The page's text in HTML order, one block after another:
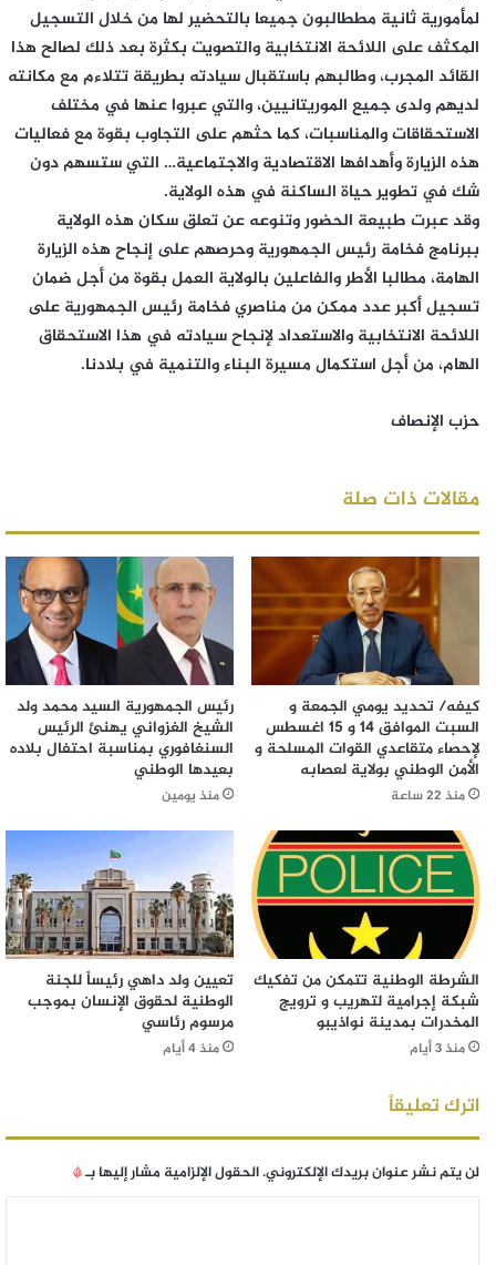
لمأمورية ثانية مططالبون جميعا بالتحضير لها من خلال التسجيل
المكثف على اللائحة الانتخابية والتصويت بكثرة بعد ذلك لصالح هذا
القائد المجرب، وطالبهم باستقبال سيادته بطريقة تتلاءم مع مكانته
لديهم ولدى جميع الموريتانيين، والتي عبروا عنها في مختلف
الاستحقاقات والمناسبات، كما حثهم على التجاوب بقوة مع فعاليات
هذه الزيارة وأهدافها الاقتصادية والاجتماعية… التي ستسهم دون
شك في تطوير حياة الساكنة في هذه الولاية.
وقد عبرت طبيعة الحضور وتنوعه عن تعلق سكان هذه الولاية
ببرنامج فخامة رئيس الجمهورية وحرصهم على إنجاح هذه الزيارة
الهامة، مطالبا الأطر والفاعلين بالولاية العمل بقوة من أجل ضمان
تسجيل أكبر عدد ممكن من مناصري فخامة رئيس الجمهورية على
اللائحة الانتخابية والاستعداد لإنجاح سيادته في هذا الاستحقاق
الهام، من أجل استكمال مسيرة البناء والتنمية في بلادنا.
حزب الإنصاف
مقالات ذات صلة
كيفه/ تحديد يومي الجمعة و
السبت الموافق 14 و 15 اغسطس
لإحصاء متقاعدي القوات المسلحة و
الأمن الوطني بولاية لعصابه
منذ 22 ساعة
رئيس الجمهورية السيد محمد ولد
الشيخ الغزواني يهنئ الرئيس
السنغافوري بمناسبة احتفال بلاده
بعيدها الوطني
منذ يومين
الشرطة الوطنية تتمكن من تفكيك
شبكة إجرامية لتهريب و ترويج
المخدرات بمدينة نواذيبو
منذ 3 أيام
تعيين ولد داهي رئيساً للجنة
الوطنية لحقوق الإنسان بموجب
مرسوم رئاسي
منذ 4 أيام
اترك تعليقاً
لن يتم نشر عنوان بريدك الإلكتروني.الحقول الإلزامية مشار إليها بـ*